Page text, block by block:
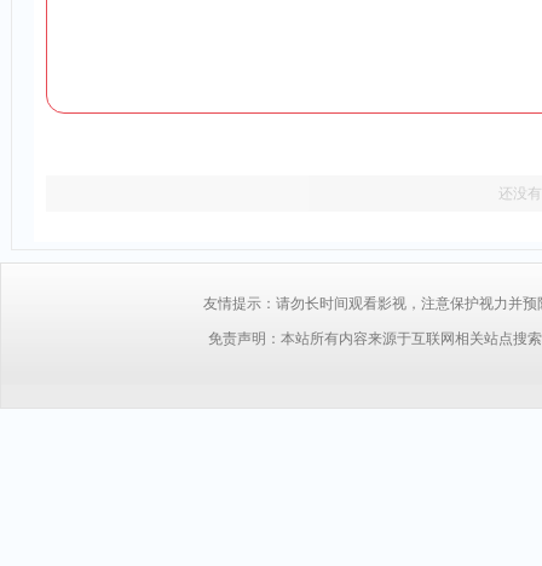
还没
友情提示：请勿长时间观看影视，注意保护视力并
免责声明：本站所有内容来源于互联网相关站点搜